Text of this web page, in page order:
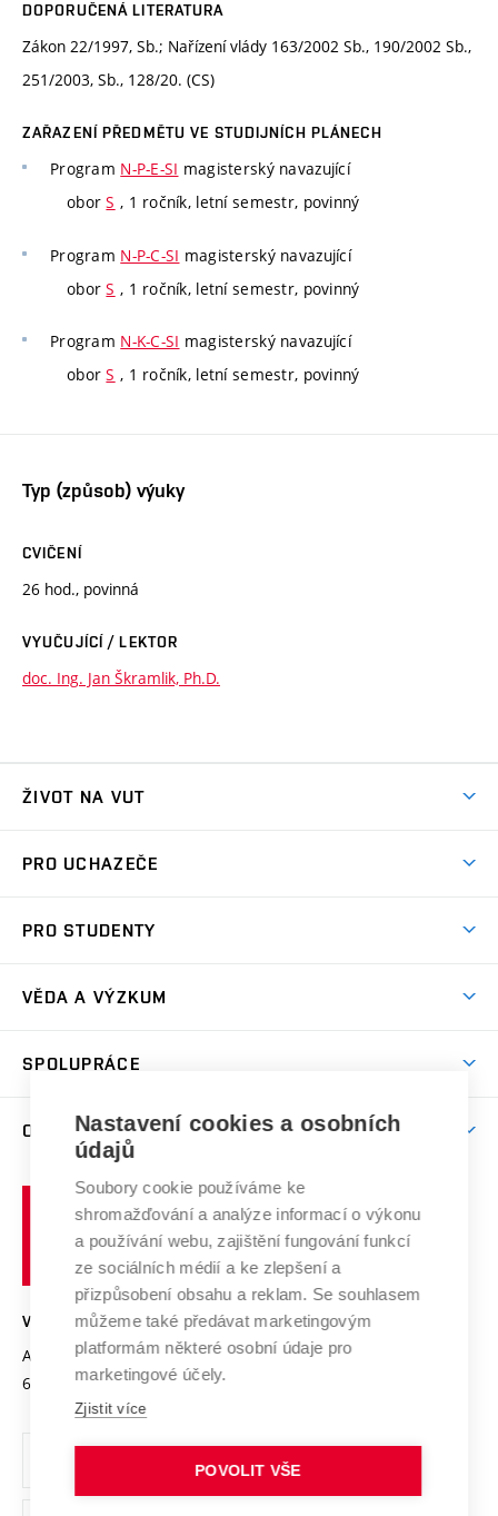
DOPORUČENÁ LITERATURA
Zákon 22/1997, Sb.; Nařízení vlády 163/2002 Sb., 190/2002 Sb.,
251/2003, Sb., 128/20. (CS)
ZAŘAZENÍ PŘEDMĚTU VE STUDIJNÍCH PLÁNECH
Program N-P-E-SI magisterský navazující
oborS , 1 ročník, letní semestr, povinný
Program N-P-C-SI magisterský navazující
oborS , 1 ročník, letní semestr, povinný
Program N-K-C-SI magisterský navazující
oborS , 1 ročník, letní semestr, povinný
Typ (způsob) výuky
CVIČENÍ
26 hod., povinná
VYUČUJÍCÍ / LEKTOR
doc. Ing. Jan Škramlik, Ph.D.
ŽIVOT NA VUT
Koleje
Sport na VUT
Brno
PRO UCHAZEČE
Dny otevřených dveří
Celoživotní vzdělávání
E-přihláška
PRO STUDENTY
Harmonogram akademického roku
Závěrečné práce
Doktorské studium
Zpracování osobních údajů studentů
Sociální bezpečí
Studium bez bariér
Podpora podnikání
VĚDA A VÝZKUM
Mezinárodní vědecká rada
Systém zajišťování kvality výzkumu
Výzkumné infrastruktury
Transfer znalostí
Open Science
Projekty
Projekty ze strukturálních fondů
Specifický výzkum
SPOLUPRÁCE
Zahraniční spolupráce
Spolupráce se školami
Služby univerzity
Mezinárodní dohody
Univerzitní sítě
O UNIVERZITĚ
Profil univerzity
Udržitelná univerzita
Podnikavá univerzita / ContriBUTe
Bezpečná univerzita
Vyznamenání
Organizační struktura
Ochrana osobních údajů
učení
technické
VYSOKÉ UČENÍ TECHNICKÉ V BRNĚ
Antonínská 548/1
602 00 Brno
www.vut.cz
vut@vutbr.cz
Nastavení cookies a osobních
údajů
Soubory cookie používáme ke
shromažďování a analýze informací o výkonu
a používání webu, zajištění fungování funkcí
ze sociálních médií a ke zlepšení a
přizpůsobení obsahu a reklam. Se souhlasem
můžeme také předávat marketingovým
platformám některé osobní údaje pro
marketingové účely.
Zjistit více
POVOLIT VŠE